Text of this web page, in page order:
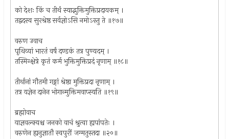
को देशः किं च तीर्थं स्याद्भुक्तिमुक्तिप्रदायकम् ।
तद्वदस्व सुरश्रेष्ठ सर्वज्ञोऽसि नमोऽस्तु ते ॥१७॥
वरुण उवाच
पृथिव्यां भारतं वर्षं दण्डकं तत्र पुण्यदम् ।
तस्मिन्क्षेत्रे कृतं कर्म भुक्तिमुक्तिप्रदं नृणाम् ॥१८॥
तीर्थानां गौतमी गङ्गां श्रेष्ठा मुक्तिप्रदा नृणाम् ।
तत्र यज्ञेन दानेन भोगान्मुक्तिमवाप्स्यति ॥१९॥
ब्रह्मोवाच
याज्ञवल्क्यश्च जनको वाचं श्रुत्वा ह्यपांपतेः ।
वरुणेन ह्यनुज्ञातौ स्वपुरीं जग्मतुस्तदा ॥२०॥